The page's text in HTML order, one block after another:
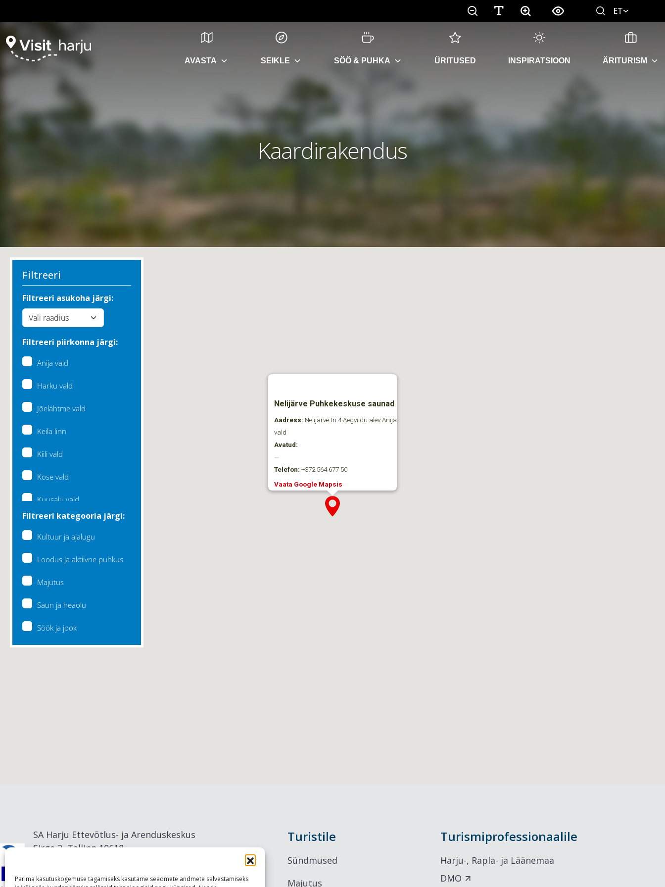
Parima kasutuskogemuse tagamiseks kasutame seadmete andmete salvestamiseks
ET
AVASTA SEIKLE SÖÖ & PUHKA ÜRITUSED INSPIRATSIOON ÄRITURISM
Kaardirakendus
Filtreeri
Filtreeri asukoha järgi:
Filtreeri piirkonna järgi:
Anija vald
Harku vald
Jõelähtme vald
Keila linn
Kiili vald
Kose vald
Kuusalu vald
Lääne-Harju vald
Filtreeri kategooria järgi:
Kultuur ja ajalugu
Loodus ja aktiivne puhkus
Majutus
Saun ja heaolu
Söök ja jook
Nelijärve Puhkekeskuse saunad
Aadress: Nelijärve tn 4 Aegviidu alev Anija
vald
Avatud:
—
Telefon: +372 564 677 50
Vaata Google Mapsis
SA Harju Ettevõtlus- ja Arenduskeskus
Sirge 2, Tallinn 10618
Turistile
Sündmused
Majutus
Turismiprofessionaalile
Harju-, Rapla- ja Läänemaa
DMO